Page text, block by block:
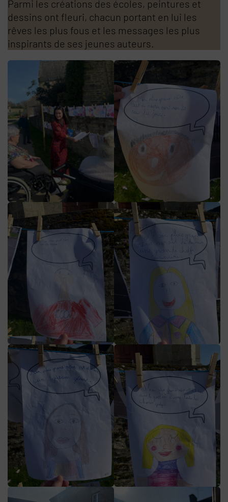
Parmi les créations des écoles, peintures et
dessins ont fleuri, chacun portant en lui les
rêves les plus fous et les messages les plus
inspirants de ses jeunes auteurs.